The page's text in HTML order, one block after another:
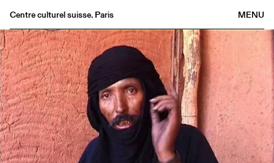
MENU
Centre culturel suisse. Paris
Agenda
Bookshop
Buvette
Archives
Medias
Publications
About